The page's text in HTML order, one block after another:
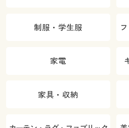
制服・学生服
家電
家具・収納